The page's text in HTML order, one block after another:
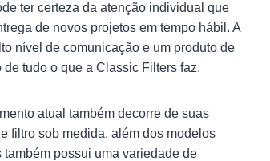
ter certeza da atenção individual que
de novos projetos em tempo hábil. A
nível de comunicação e um produto de
tudo o que a Classic Filters faz.
atual também decorre de suas
filtro sob medida, além dos modelos
possui uma variedade de